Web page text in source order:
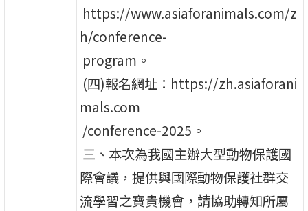
https://www.asiaforanimals.com/z
h/conference-
program。
(四)報名網址：https://zh.asiaforani
mals.com
/conference-2025。
三、本次為我國主辦大型動物保護國
際會議，提供與國際動物保護社群交
流學習之寶貴機會，請協助轉知所屬